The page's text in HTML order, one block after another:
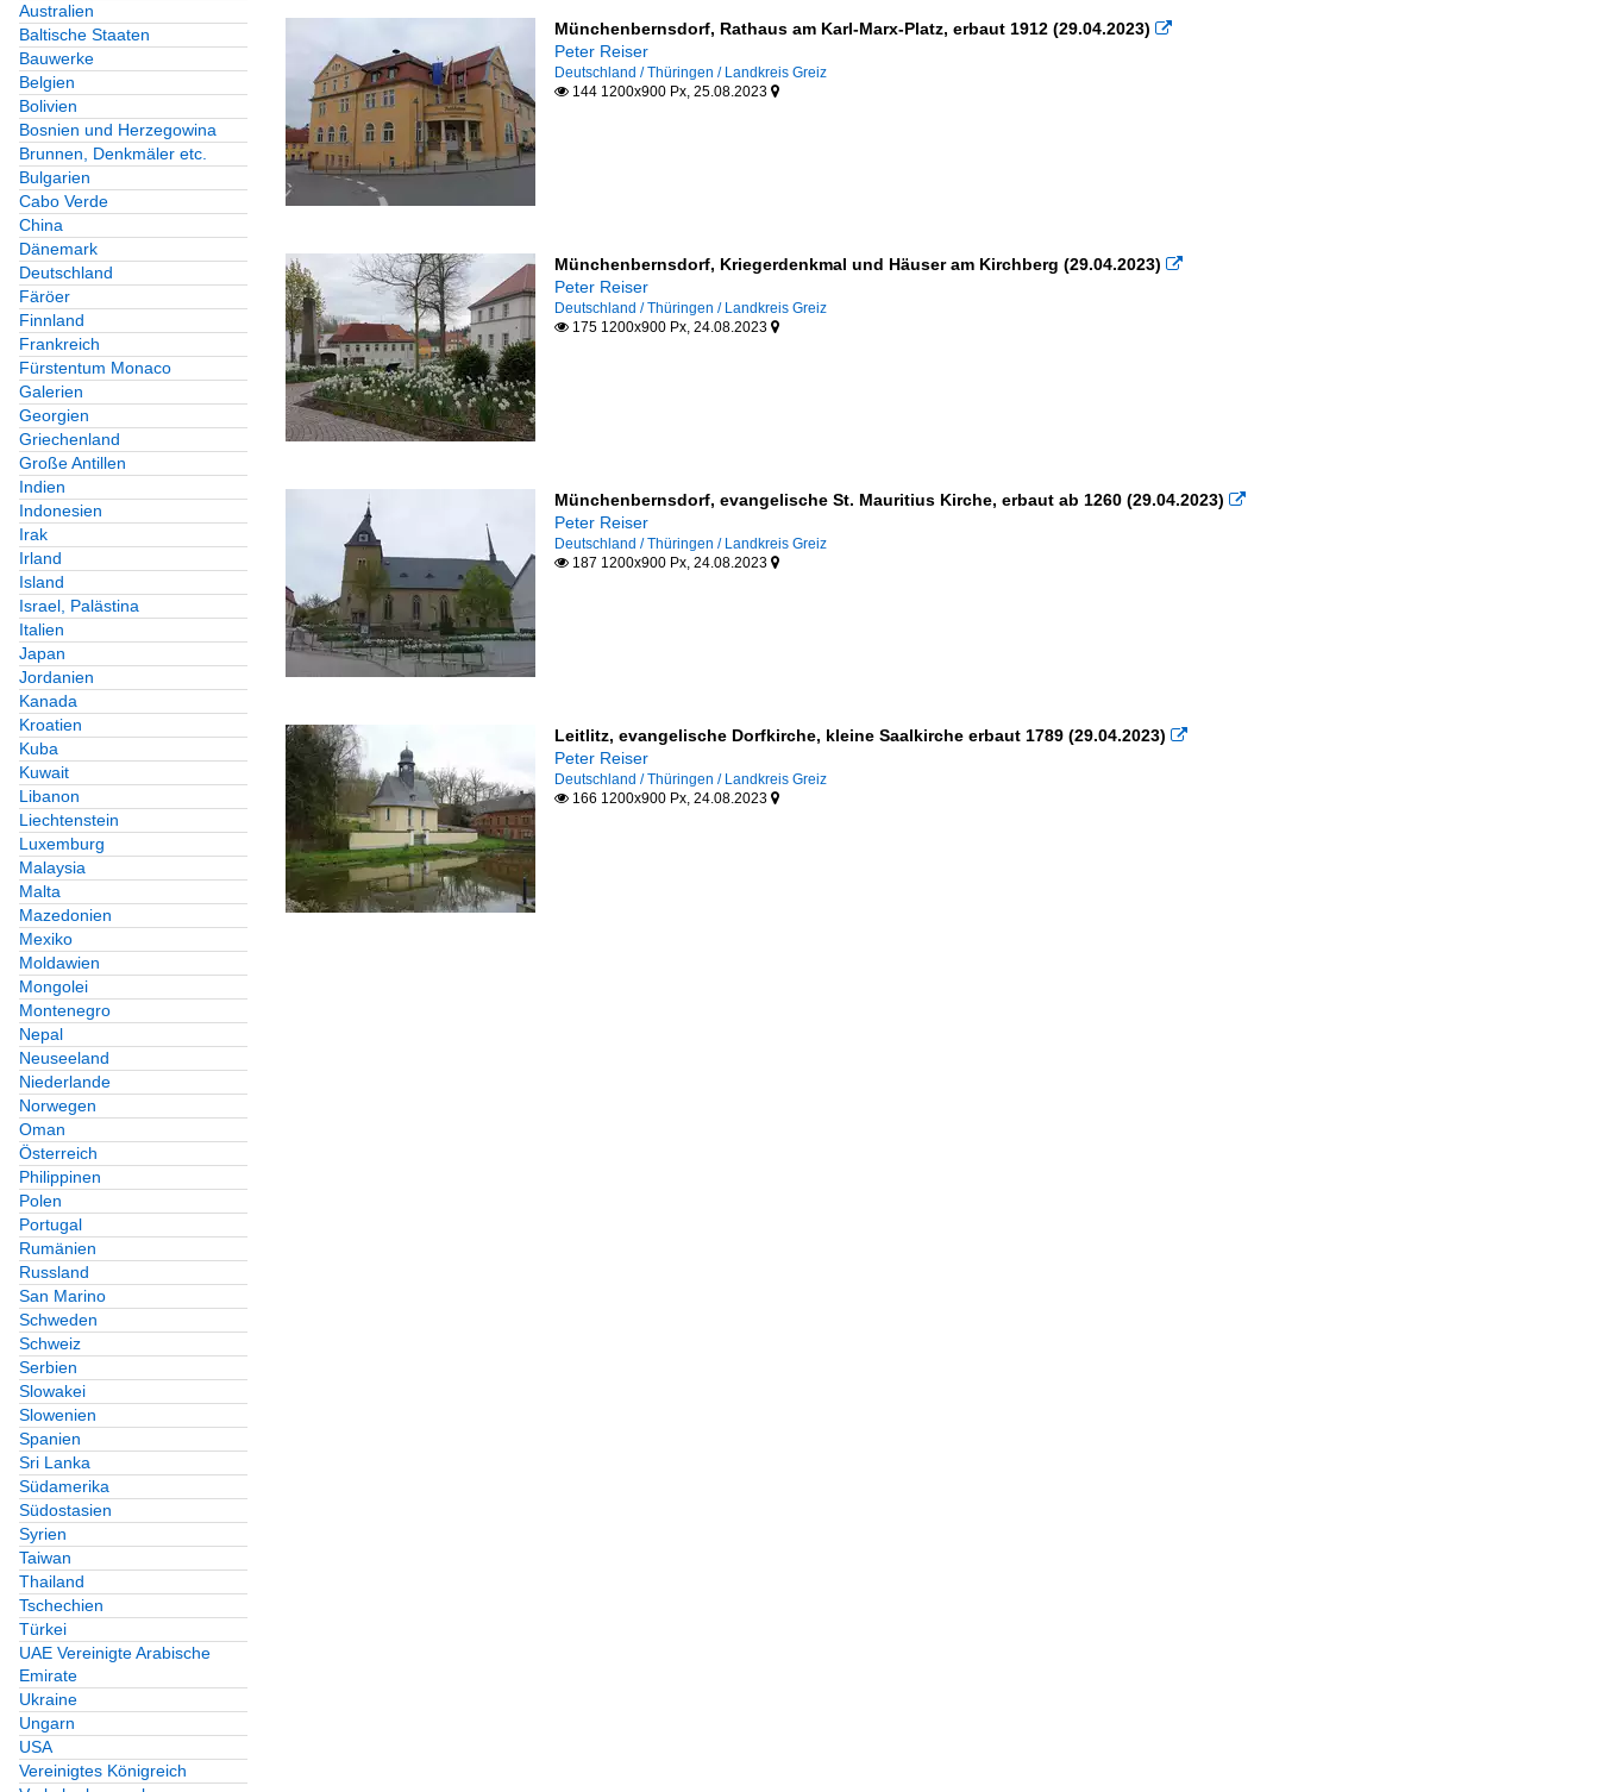
Australien
Baltische Staaten
Bauwerke
Belgien
Bolivien
Bosnien und Herzegowina
Brunnen, Denkmäler etc.
Bulgarien
Cabo Verde
China
Dänemark
Deutschland
Färöer
Finnland
Frankreich
Fürstentum Monaco
Galerien
Georgien
Griechenland
Große Antillen
Indien
Indonesien
Irak
Irland
Island
Israel, Palästina
Italien
Japan
Jordanien
Kanada
Kroatien
Kuba
Kuwait
Libanon
Liechtenstein
Luxemburg
Malaysia
Malta
Mazedonien
Mexiko
Moldawien
Mongolei
Montenegro
Nepal
Neuseeland
Niederlande
Norwegen
Oman
Österreich
Philippinen
Polen
Portugal
Rumänien
Russland
San Marino
Schweden
Schweiz
Serbien
Slowakei
Slowenien
Spanien
Sri Lanka
Südamerika
Südostasien
Syrien
Taiwan
Thailand
Tschechien
Türkei
UAE Vereinigte Arabische
Emirate
Ukraine
Ungarn
USA
Vereinigtes Königreich
Münchenbernsdorf, Rathaus am Karl-Marx-Platz, erbaut 1912 (29.04.2023) 
Peter Reiser
Deutschland / Thüringen / Landkreis Greiz
144 1200x900 Px, 25.08.2023 
Münchenbernsdorf, Kriegerdenkmal und Häuser am Kirchberg (29.04.2023) 
Peter Reiser
Deutschland / Thüringen / Landkreis Greiz
175 1200x900 Px, 24.08.2023 
Münchenbernsdorf, evangelische St. Mauritius Kirche, erbaut ab 1260 (29.04.2023) 
Peter Reiser
Deutschland / Thüringen / Landkreis Greiz
187 1200x900 Px, 24.08.2023 
Leitlitz, evangelische Dorfkirche, kleine Saalkirche erbaut 1789 (29.04.2023) 
Peter Reiser
Deutschland / Thüringen / Landkreis Greiz
166 1200x900 Px, 24.08.2023 